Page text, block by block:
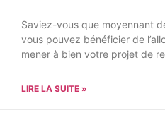
Saviez-vous que moyennant
vous pouvez bénéficier de
mener à bien votre projet de
LIRE LA SUITE »